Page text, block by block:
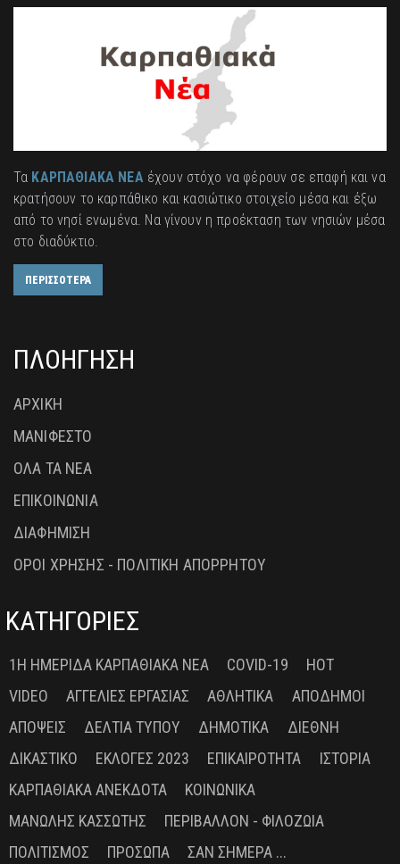
Τα ΚΑΡΠΑΘΙΑΚΑ ΝΕΑέχουν στόχο να φέρουν σε επαφή και να
κρατήσουν το καρπάθικο και κασιώτικο στοιχείο μέσα και έξω
από το νησί ενωμένα. Να γίνουν η προέκταση των νησιών μέσα
στο διαδύκτιο.
ΠΕΡΙΣΣΟΤΕΡΑ
ΠΛΟΗΓΗΣΗ
ΑΡΧΙΚΗ
ΜΑΝΙΦΕΣΤΟ
ΟΛΑ ΤΑ ΝΕΑ
ΕΠΙΚΟΙΝΩΝΙΑ
ΔΙΑΦΗΜΙΣΗ
ΟΡΟΙ ΧΡΗΣΗΣ - ΠΟΛΙΤΙΚΗ ΑΠΟΡΡΗΤΟΥ
ΚΑΤΗΓΟΡΙΕΣ
1Η ΗΜΕΡΊΔΑ ΚΑΡΠΑΘΙΑΚΆ ΝΈΑ COVID-19
HOT
VIDEO
ΑΓΓΕΛΊΕΣ ΕΡΓΑΣΊΑΣ ΑΘΛΗΤΙΚΆ
ΑΠΌΔΗΜΟΙ
ΑΠΌΨΕΙΣ
ΔΕΛΤΊΑ ΤΎΠΟΥ ΔΗΜΟΤΙΚΆ
ΔΙΕΘΝΉ
ΔΙΚΑΣΤΙΚΌ
ΕΚΛΟΓΈΣ 2023 ΕΠΙΚΑΙΡΌΤΗΤΑ
ΙΣΤΟΡΊΑ
ΚΑΡΠΑΘΙΑΚΆ ΑΝΈΚΔΟΤΑ
ΚΟΙΝΩΝΙΚΆ
ΜΑΝΏΛΗΣ ΚΑΣΣΏΤΗΣ
ΠΕΡΙΒΆΛΛΟΝ - ΦΙΛΟΖΩΊΑ
ΠΟΛΙΤΙΣΜΌΣ
ΠΡΌΣΩΠΑ ΣΑΝ ΣΉΜΕΡΑ ...